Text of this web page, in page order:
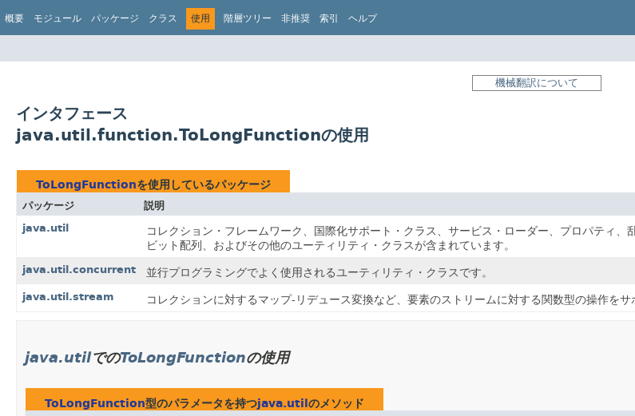
概要 モジュール パッケージ クラス 使用 階層ツリー 非推奨 索引 ヘルプ
機械翻訳について
インタフェース
java.util.function.ToLongFunctionの使用
ToLongFunctionを使用しているパッケージ
パッケージ
説明
java.util
コレクション・フレームワーク、国際化サポート・クラス、サービス・ローダー、プロパティ
ビット配列、およびその他のユーティリティ・クラスが含まれています。
java.util.concurrent 並行プログラミングでよく使用されるユーティリティ・クラスです。
java.util.stream コレクションに対するマップ-リデュース変換など、要素のストリームに対する関数型の操作をサ
java.utilでのToLongFunctionの使用
ToLongFunction型のパラメータを持つjava.utilのメソッド